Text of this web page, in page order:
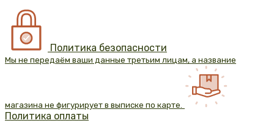
Политика безопасности
Мы не передаём ваши данные третьим лицам, а название
магазина не фигурирует в выписке по карте.
Политика оплаты